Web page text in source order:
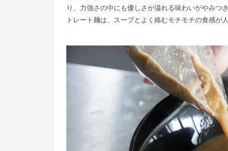
り、力強さの中にも優しさが溢れる味わいがやみつ
トレート麺は、スープとよく絡むモチモチの食感が人